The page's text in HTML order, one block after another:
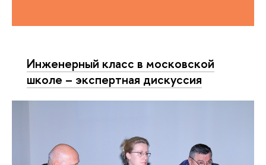
Инженерный класс в московской
школе – экспертная дискуссия